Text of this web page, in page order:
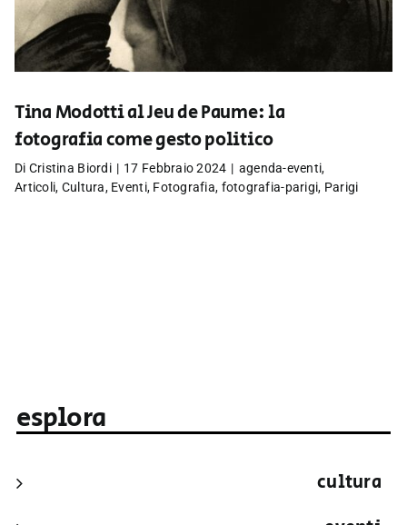
Tina Modotti al Jeu de Paume: la
fotografia come gesto politico
Di Cristina Biordi | 17 Febbraio 2024 | agenda-eventi,
Articoli, Cultura, Eventi, Fotografia, fotografia-parigi, Parigi
esplora
cultura